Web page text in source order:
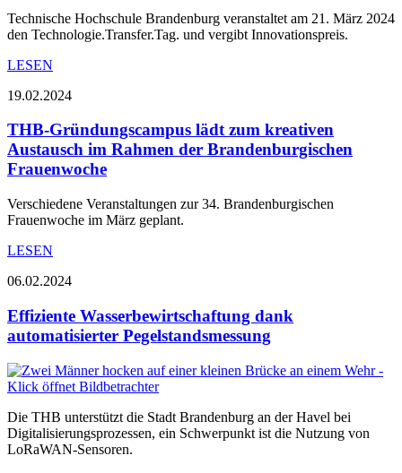
Technische Hochschule Brandenburg veranstaltet am 21. März 2024
den Technologie.Transfer.Tag. und vergibt Innovationspreis.
LESEN
19.02.2024
THB-Gründungscampus lädt zum kreativen
Austausch im Rahmen der Brandenburgischen
Frauenwoche
Verschiedene Veranstaltungen zur 34. Brandenburgischen
Frauenwoche im März geplant.
LESEN
06.02.2024
Effiziente Wasserbewirtschaftung dank
automatisierter Pegelstandsmessung
Die THB unterstützt die Stadt Brandenburg an der Havel bei
Digitalisierungsprozessen, ein Schwerpunkt ist die Nutzung von
LoRaWAN-Sensoren.